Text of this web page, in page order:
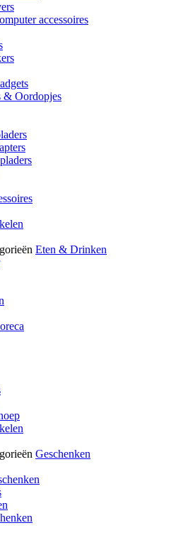
accessoires
& Oordopjes
Eten & Drinken
Geschenken